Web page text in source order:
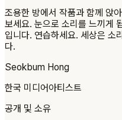
조용한 방에서 작품과 함께 앉
보세요. 눈으로 소리를 느끼게
입니다. 연습하세요. 세상은 소
다.
Seokbum Hong
한국 미디어아티스트
공개 및 소유